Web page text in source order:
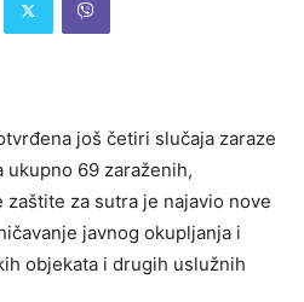
još četiri slučaja zaraze
ukupno 69 zaraženih,
za sutra je najavio nove
javnog okupljanja i
objekata i drugih uslužnih